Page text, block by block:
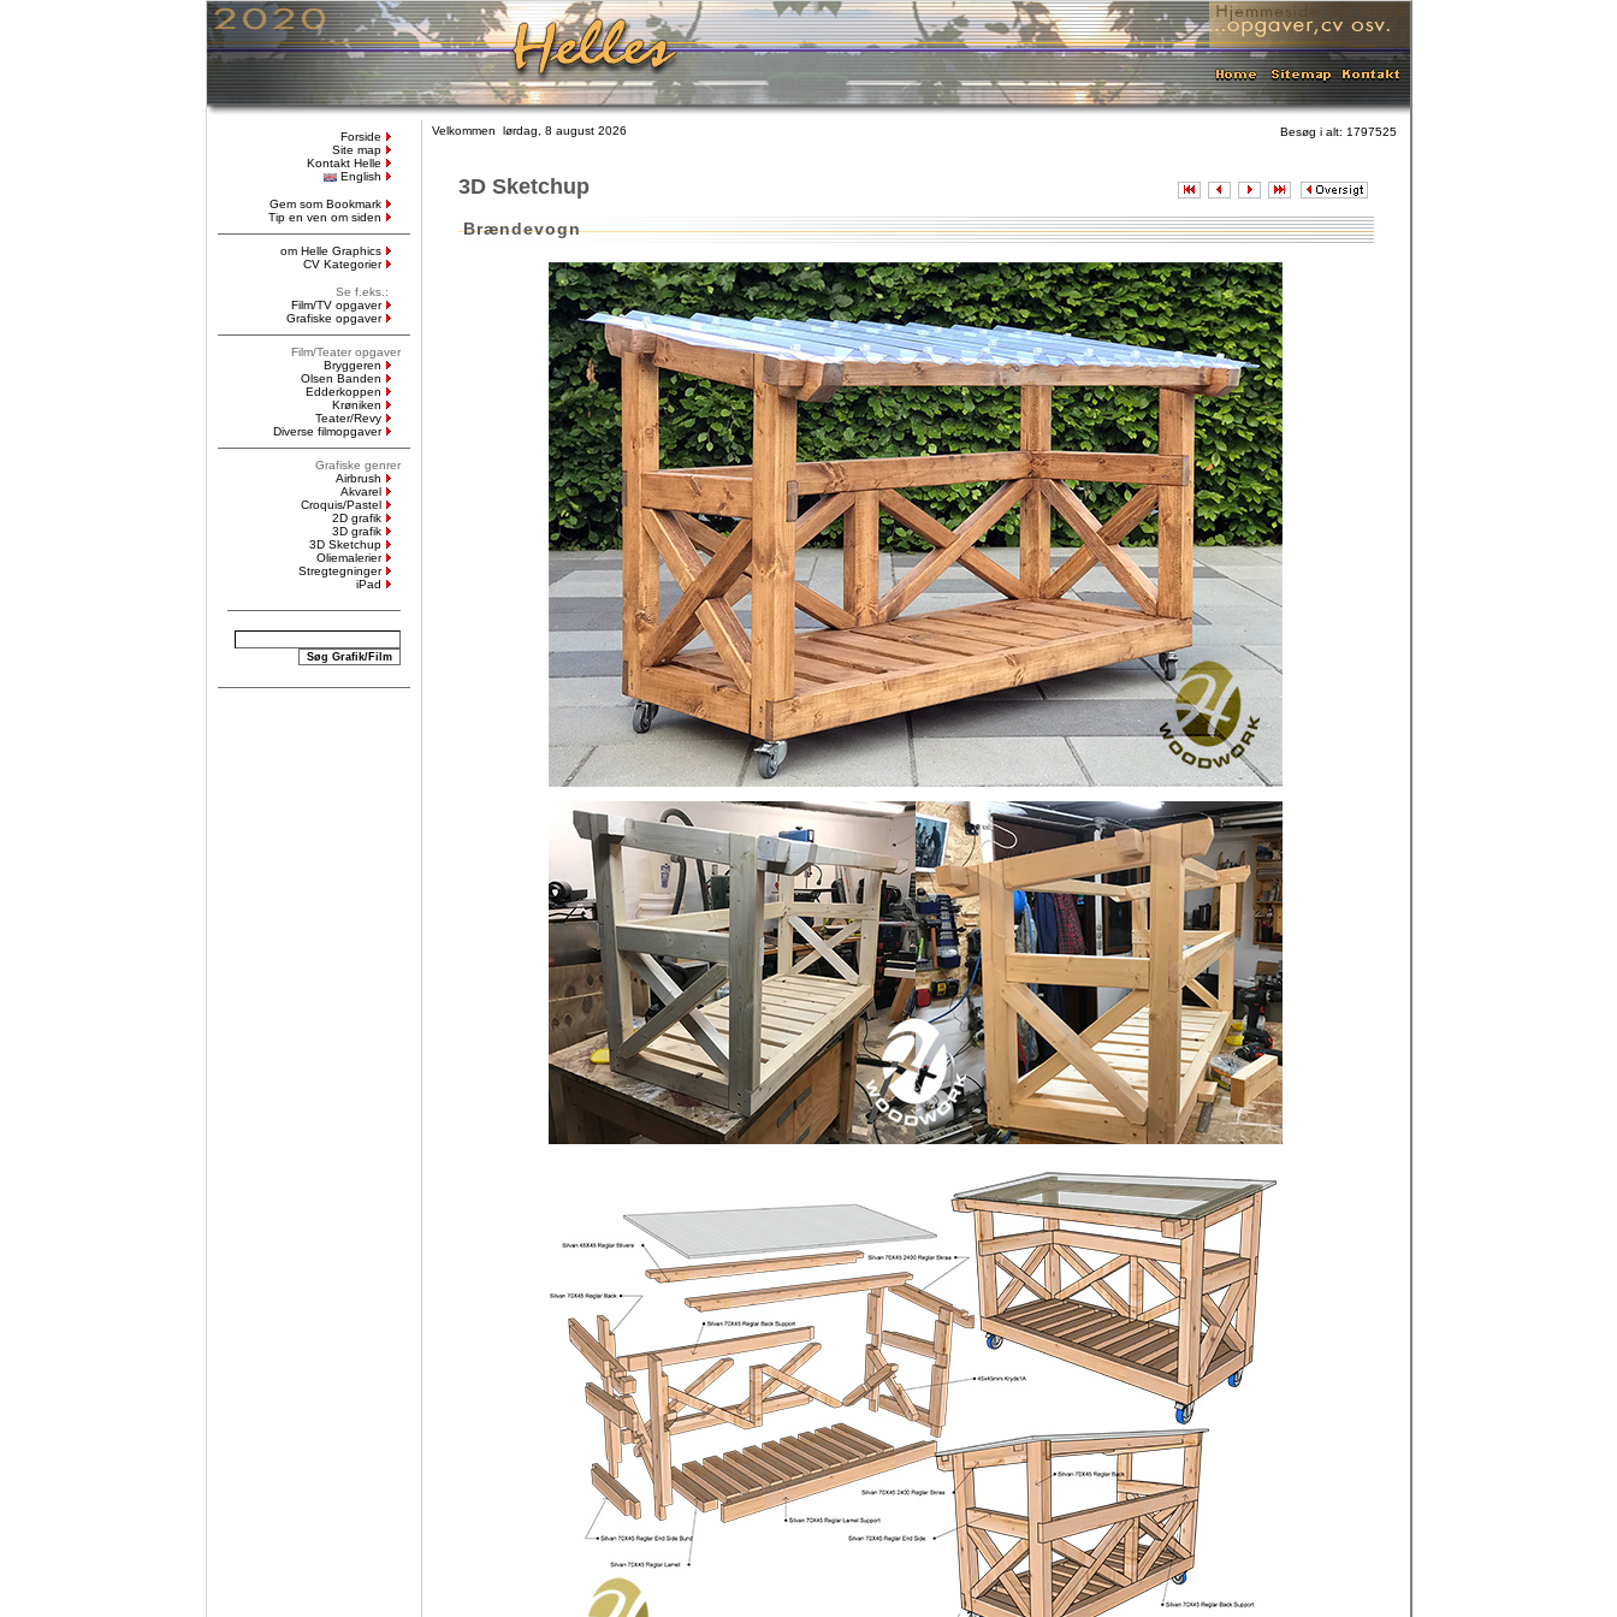
Forside
Site map
Kontakt Helle
English
Gem som Bookmark
Tip en ven om siden
om Helle Graphics
CV Kategorier
Se f.eks.:
Film/TV opgaver
Grafiske opgaver
Film/Teater opgaver
Bryggeren
Olsen Banden
Edderkoppen
Krøniken
Teater/Revy
Diverse filmopgaver
Grafiske genrer
Airbrush
Akvarel
Croquis/Pastel
2D grafik
3D grafik
3D Sketchup
Oliemalerier
Stregtegninger
iPad
Besøg i alt: 1797525
Velkommen lørdag, 8 august 2026
3D Sketchup
Brændevogn